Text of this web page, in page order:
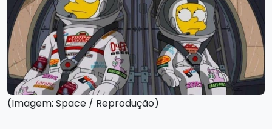
(Imagem: Space / Reprodução)